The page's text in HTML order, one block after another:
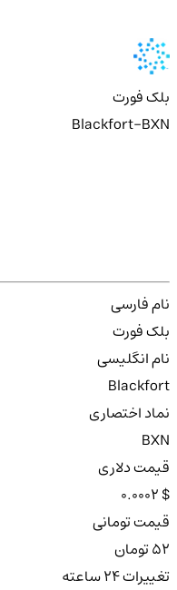
بلک فورت
Blackfort-BXN
نام فارسی
بلک فورت
نام انگلیسی
Blackfort
نماد اختصاری
BXN
قیمت دلاری
0.0002 $
قیمت تومانی
52 تومان
تغییرات ۲۴ ساعته